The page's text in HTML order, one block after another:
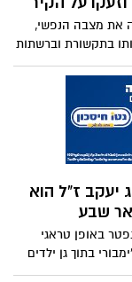
את מצבה הנפשי,
בתקשורת וברשתות
לעזרה, והצהירה
היא נלחמה
חשפה כל פצע
המשיכו להטרק
של ת', תושבת
העיר ששמה קץ לחיה בגיל 20 בלבד, לאחר
השכמה חמורה
ישראל, ובעצם
יעקב ז"ל הוא
שבע
באופן טראגי
בתוך גן ילדים
הכה בתדהמה רבים